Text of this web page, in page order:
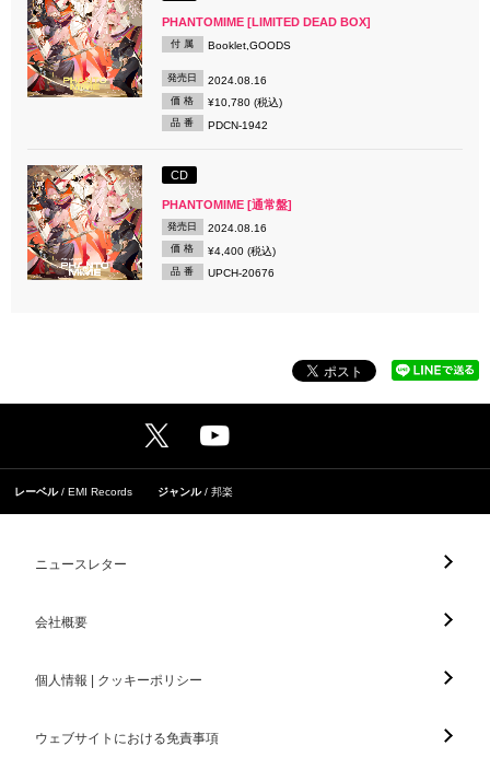
PHANTOMIME [LIMITED DEAD BOX]
付 属 Booklet,GOODS
発売日 2024.08.16
価 格 ¥10,780 (税込)
品 番 PDCN-1942
CD
PHANTOMIME [通常盤]
発売日 2024.08.16
価 格 ¥4,400 (税込)
品 番 UPCH-20676
レーベル EMI Records ジャンル 邦楽
ニュースレター
会社概要
個人情報 | クッキーポリシー
ウェブサイトにおける免責事項